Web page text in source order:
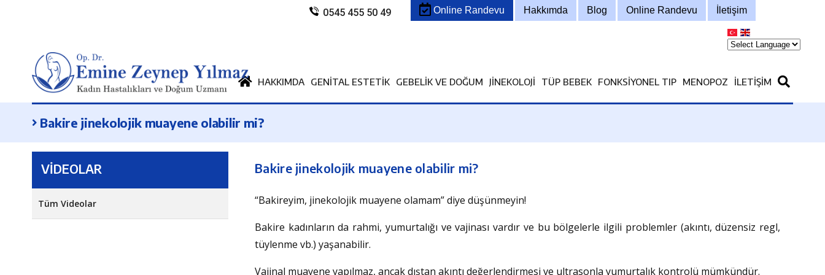
Online Randevu Hakkımda Blog Online Randevu İletişim
0545 455 50 49
HAKKIMDA GENITAL ESTETIK GEBELIK VE DOĞUM JINEKOLOJI TÜP BEBEK FONKSIYONEL TIP MENOPOZ İLETIŞIM
Bakire jinekolojik muayene olabilir mi?
VİDEOLAR
Tüm Videolar
Bakire jinekolojik muayene olabilir mi?
“Bakireyim, jinekolojik muayene olamam” diye düşünmeyin!
Bakire kadınların da rahmi, yumurtalığı ve vajinası vardır ve bu bölgelerle ilgili problemler (akıntı, düzensiz regl,
tüylenme vb.) yaşanabilir.
Vajinal muayene yapılmaz, ancak dıştan akıntı değerlendirmesi ve ultrasonla yumurtalık kontrolü mümkündür.